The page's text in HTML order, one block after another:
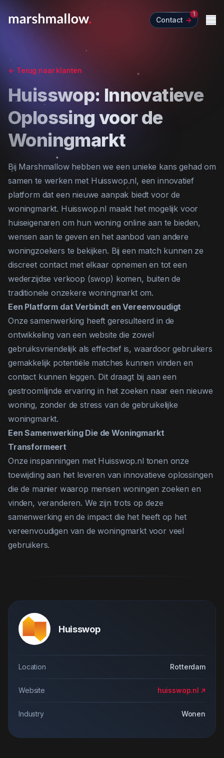
Contact ->
1
<- Terug naar klanten
Huisswop: Innovatieve
Oplossing voor de
Woningmarkt
Bij Marshmallow hebben we een unieke kans gehad om
samen te werken met Huisswop.nl, een innovatief
platform dat een nieuwe aanpak biedt voor de
woningmarkt. Huisswop.nl maakt het mogelijk voor
huiseigenaren om hun woning online aan te bieden,
wensen aan te geven en het aanbod van andere
woningzoekers te bekijken. Bij een match kunnen ze
discreet contact met elkaar opnemen en tot een
wederzijdse verkoop (swop) komen, buiten de
traditionele onzekere woningmarkt om.
Een Platform dat Verbindt en Vereenvoudigt
Onze samenwerking heeft geresulteerd in de
ontwikkeling van een website die zowel
gebruiksvriendelijk als effectief is, waardoor gebruikers
gemakkelijk potentiële matches kunnen vinden en
contact kunnen leggen. Dit draagt bij aan een
gestroomlijnde ervaring in het zoeken naar een nieuwe
woning, zonder de stress van de gebruikelijke
woningmarkt.
Een Samenwerking Die de Woningmarkt
Transformeert
Onze inspanningen met Huisswop.nl tonen onze
toewijding aan het leveren van innovatieve oplossingen
die de manier waarop mensen woningen zoeken en
vinden, veranderen. We zijn trots op deze
samenwerking en de impact die het heeft op het
vereenvoudigen van de woningmarkt voor veel
gebruikers.
Huisswop
Location Rotterdam
Website huisswop.nl
Industry Wonen